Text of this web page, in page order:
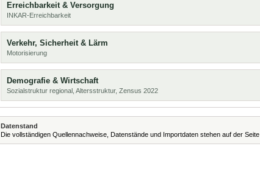
Erreichbarkeit & Versorgung
INKAR-Erreichbarkeit
Verkehr, Sicherheit & Lärm
Motorisierung
Demografie & Wirtschaft
Sozialstruktur regional, Altersstruktur, Zensus 2022
Datenstand
Die vollständigen Quellennachweise, Datenstände und Importdaten stehen auf der Seite